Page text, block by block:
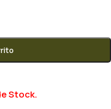
Stock.